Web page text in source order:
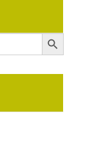
Search Button